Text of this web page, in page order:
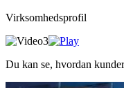
Virksomhedsprofil
Du kan se, hvordan